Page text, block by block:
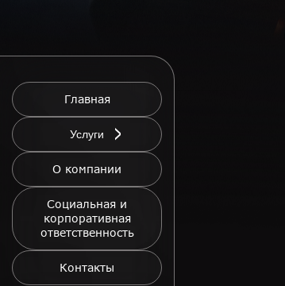
Главная
Услуги
О компании
Социальная и
корпоративная
ответственность
Контакты